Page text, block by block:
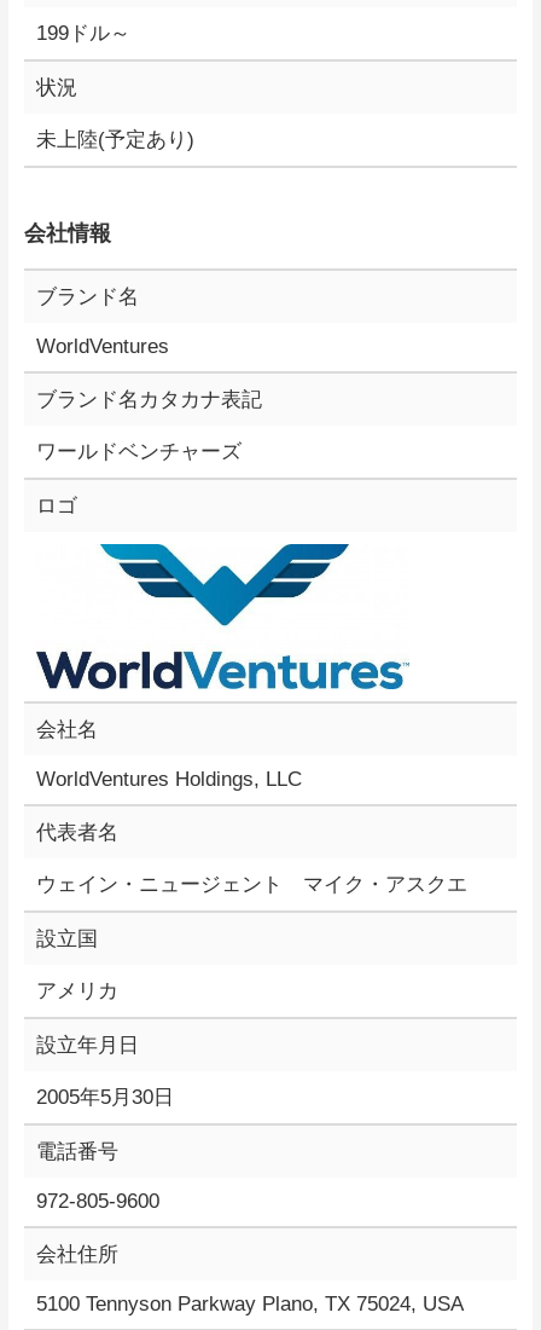
199ドル～
状況
未上陸(予定あり)
会社情報
ブランド名
WorldVentures
ブランド名カタカナ表記
ワールドベンチャーズ
ロゴ
会社名
WorldVentures Holdings, LLC
代表者名
ウェイン・ニュージェント マイク・アスクエ
設立国
アメリカ
設立年月日
2005年5月30日
電話番号
972-805-9600
会社住所
5100 Tennyson Parkway Plano, TX 75024, USA